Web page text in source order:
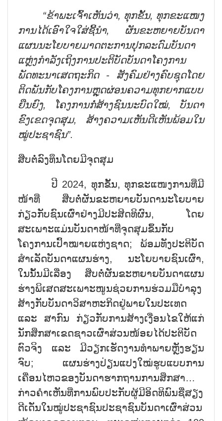
“ຂ້າພະເຈົ້າເຫັນວ່າ, ທຸກຂັ້ນ, ທຸກຂະແໜງ
ການໄດ້ເອົາໃຈໃສ່ຊີ້ນຳ, ຜັນຂະຫຍາຍບັນດາ
ແຜນນະໂຍບາຍມາດຕະການປຸກລະດົມບັນດາ
ແຫຼ່ງກຳລັງເຖິງການປະຕິບັດບັນດາໂຄງການ
ພັດທະນາເສດຖະກິດ - ສັງຄົມຢ່າງຄົບຊຸດໂດຍ
ຕິດພັນກັບໂຄງການຫຼຸດຜ່ອນຄວາມທຸກຍາກແບບ
ຍືນຍົງ, ໂຄງການກໍ່ສ້າງຊົນນະບົດໃໝ່, ບັນດາ
ຂົງເຂດຈຸດສຸມ, ສ້າງຄວາມເຫັນດີເຫັນພ້ອມໃນ
ໝູ່ປະຊາຊົນ”.
ສືບຕໍ່ລົງທຶນໂດຍມີຈຸດສຸມ
ປີ 2024, ທຸກຂັ້ນ, ທຸກຂະແໜງການທີ່ມີ
ໜ້າທີ່ ສືບຕໍ່ຜັນຂະຫຍາຍບັນດານະໂຍບາຍ
ກ່ຽວກັບຊົນເຜົ່າຢ່າງມີປະສິດທິຜົນ, ໂດຍ
ສະເພາະແມ່ນບັນດາໜ້າທີ່ຈຸດສຸມຂຶ້ນກັບ
ໂຄງການເປົ້າໝາຍແຫ່ງຊາດ; ພ້ອມທັງປະຕິບັດ
ສຳເລັດບັນດາແຜນຮ່າງ, ນະໂຍບາຍຊົນເຜົ່າ,
ໃນນັ້ນມີເລື່ອງ ສືບຕໍ່ຜັນຂະຫຍາຍບັນດາແຜນ
ຮ່າງພິເສດສະເພາະໜູນຊ່ວຍການຮ່ວມມືບຳລຸງ
ສ້າງກັບບັນດາວິສາຫະກິດຢູ່ພາຍໃນປະເທດ
ແລະ ສາກົນ ກ່ຽວກັບການສ້າງເງື່ອນໄຂໃຫ້ແກ່
ນັກສຶກສາເຂດຊາວເຜົ່າສ່ວນໜ້ອຍໄດ້ປະຕິບັດ
ຕົວຈິງ ແລະ ມີວຽກເຮັດງານທຳພາຍຫຼັງຮຽນ
ຈົບ; ແຜນຮ່າງປ່ຽນແປງໃໝ່ຮູບແບບການ
ເຄື່ອນໄຫວຂອງບັນດາຮາກຖານການສຶກສາ…
ກ່າວຄຳເຫັນທີ່ການພົບປະກັບຜູ້ມີອິດທິພົນຊື່ສຽງ
ດີເດັ່ນໃນໝູ່ປະຊາຊົນປະຊາຊົນບັນດາເຜົ່າສ່ວນ